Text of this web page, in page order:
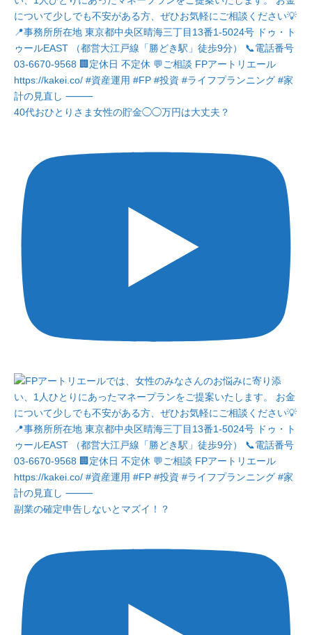
40代おひとりさま女性の貯金◯◯万円は大丈夫？
副業の確定申告しないとマズイ！？